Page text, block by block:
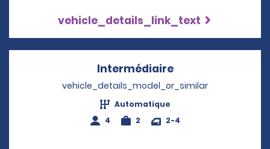
vehicle_details_link_text
IntermédiaireOpens in a new
vehicle_details_model_or_similar
Automatique
4
2 2-4